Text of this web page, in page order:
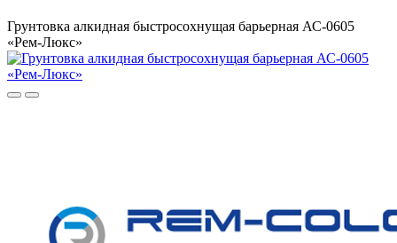
Грунтовка алкидная быстросохнущая барьерная АС-0605
«Рем-Люкс»